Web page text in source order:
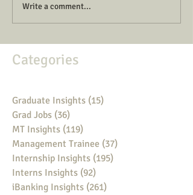
Write a comment...
Categories
Graduate Insights (15)
Grad Jobs (36)
MT Insights (119)
Management Trainee (37)
Internship Insights (195)
Interns Insights (92)
iBanking Insights (261)